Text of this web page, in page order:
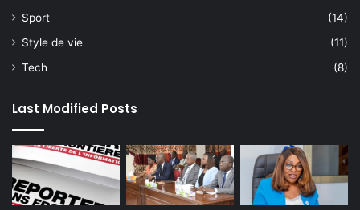
Sport
(14)
Style de vie
(11)
Tech
(8)
Last Modified Posts